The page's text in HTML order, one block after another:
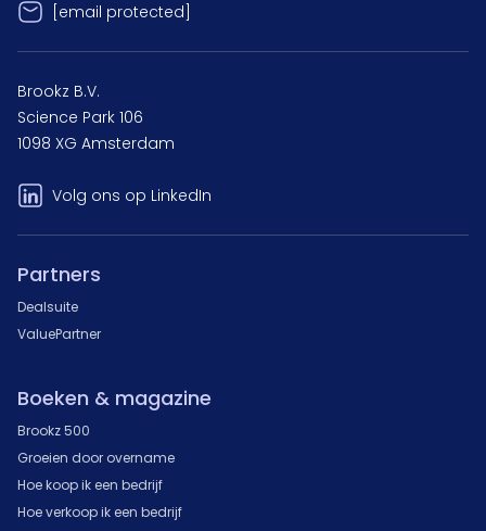
[email protected]
Brookz B.V.
Science Park 106
1098 XG Amsterdam
Volg ons op LinkedIn
Partners
Dealsuite
ValuePartner
Boeken & magazine
Brookz 500
Groeien door overname
Hoe koop ik een bedrijf
Hoe verkoop ik een bedrijf